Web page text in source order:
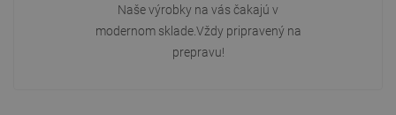
Naše výrobky na vás čakajú v
modernom sklade.Vždy pripravený na
prepravu!